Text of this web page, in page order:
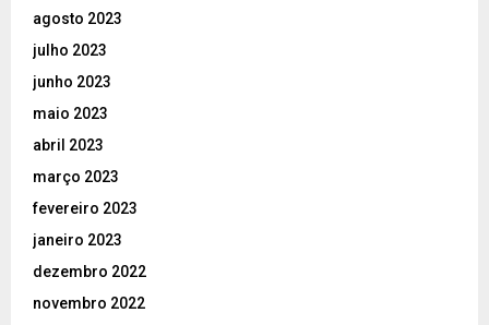
agosto 2023
julho 2023
junho 2023
maio 2023
abril 2023
março 2023
fevereiro 2023
janeiro 2023
dezembro 2022
novembro 2022